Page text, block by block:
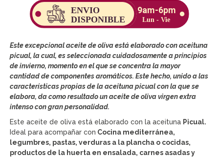
Este excepcional aceite de oliva está elaborado con aceituna
picual, la cual, es seleccionada cuidadosamente a principios
de invierno, momento en el que se concentra la mayor
cantidad de componentes aromáticos. Este hecho, unido a las
características propias de la aceituna picual con la que se
elabora, da como resultado un aceite de oliva virgen extra
intenso con gran personalidad.
Este aceite de oliva está elaborado con la aceituna Picual.
Ideal para acompañar con Cocina mediterránea,
legumbres, pastas, verduras a la plancha o cocidas,
productos de la huerta en ensalada, carnes asadas y